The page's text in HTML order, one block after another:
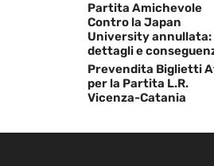
Partita Amichevole
Contro la Japan
University annullata:
dettagli e
Prevendita Biglietti
per la Partita L.R.
Vicenza-Catania